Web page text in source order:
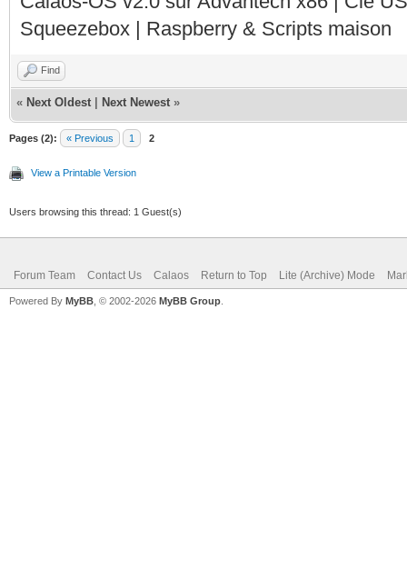
Squeezebox | Raspberry & Scripts maison
Find
« Next Oldest Next Newest »
Pages (2): « Previous 1 2
View a Printable Version
Users browsing this thread: 1 Guest(s)
Forum Team Contact Us Calaos Return to Top Lite (Archive) Mode
Powered By MyBB , © 2002-2026 MyBB Group